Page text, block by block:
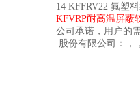
14 KFFRV22 氟塑
KFVRP耐高温屏蔽
公司承诺，用户的
股份有限公司
：，